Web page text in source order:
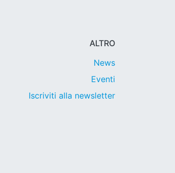
ALTRO
News
Eventi
Iscriviti alla newsletter